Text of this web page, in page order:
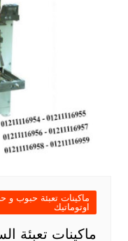
ماكينات تعبئة حبوب و
اوتوماتيك